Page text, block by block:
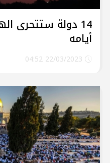
14 دولة ستتحرى
أيامه